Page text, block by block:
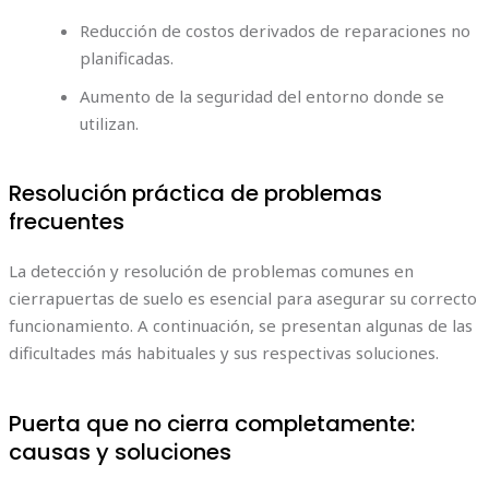
Reducción de costos derivados de reparaciones no
planificadas.
Aumento de la seguridad del entorno donde se
utilizan.
Resolución práctica de problemas
frecuentes
La detección y resolución de problemas comunes en
cierrapuertas de suelo es esencial para asegurar su correcto
funcionamiento. A continuación, se presentan algunas de las
dificultades más habituales y sus respectivas soluciones.
Puerta que no cierra completamente:
causas y soluciones